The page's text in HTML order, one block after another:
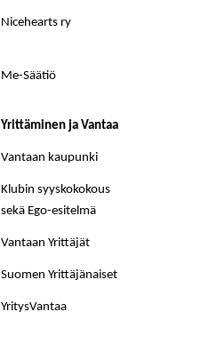
Nicehearts ry
Me-Säätiö
Yrittäminen ja Vantaa
Vantaan kaupunki
Klubin syyskokokous
sekä Ego-esitelmä
Vantaan Yrittäjät
Suomen Yrittäjänaiset
YritysVantaa